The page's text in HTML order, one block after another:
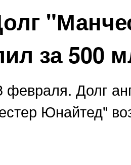
за 500
Долг
Юнайтед"